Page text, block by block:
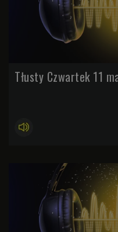
Tłusty Czwartek 11